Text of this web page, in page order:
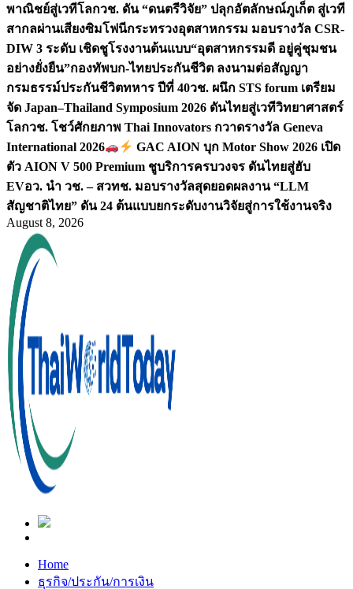
พาณิชย์สู่เวทีโลกวช. ดัน “ดนตรีวิจัย” ปลุกอัตลักษณ์ภูเก็ต สู่เวที
สากลผ่านเสียงซิมโฟนีกระทรวงอุตสาหกรรม มอบรางวัล CSR-
DIW 3 ระดับ เชิดชูโรงงานต้นแบบ“อุตสาหกรรมดี อยู่คู่ชุมชน
อย่างยั่งยืน”กองทัพบก-ไทยประกันชีวิต ลงนามต่อสัญญา
กรมธรรม์ประกันชีวิตทหาร ปีที่ 40วช. ผนึก STS forum เตรียม
จัด Japan–Thailand Symposium 2026 ดันไทยสู่เวทีวิทยาศาสตร์
โลกวช. โชว์ศักยภาพ Thai Innovators กวาดรางวัล Geneva
International 2026
GAC AION บุก Motor Show 2026 เปิด
ตัว AION V 500 Premium ชูบริการครบวงจร ดันไทยสู่ฮับ
EVอว. นำ วช. – สวทช. มอบรางวัลสุดยอดผลงาน “LLM
สัญชาติไทย” ดัน 24 ต้นแบบยกระดับงานวิจัยสู่การใช้งานจริง
August 8, 2026
Home
ธุรกิจ/ประกัน/การเงิน